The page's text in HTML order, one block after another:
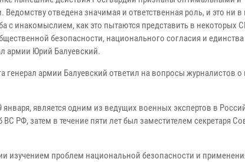
отведена значимая и ответственная роль, и это ни в
с инакомыслием, как это пытаются представить в некоторых
безопасности, национального согласия и
армии Юрий Балуевский.
генерал армии Балуевский ответил на вопросы журналистов о
является одним из ведущих военных экспертов в
РФ, затем в течение пяти лет был заместителем секретаря
изучением проблем национальной безопасности и